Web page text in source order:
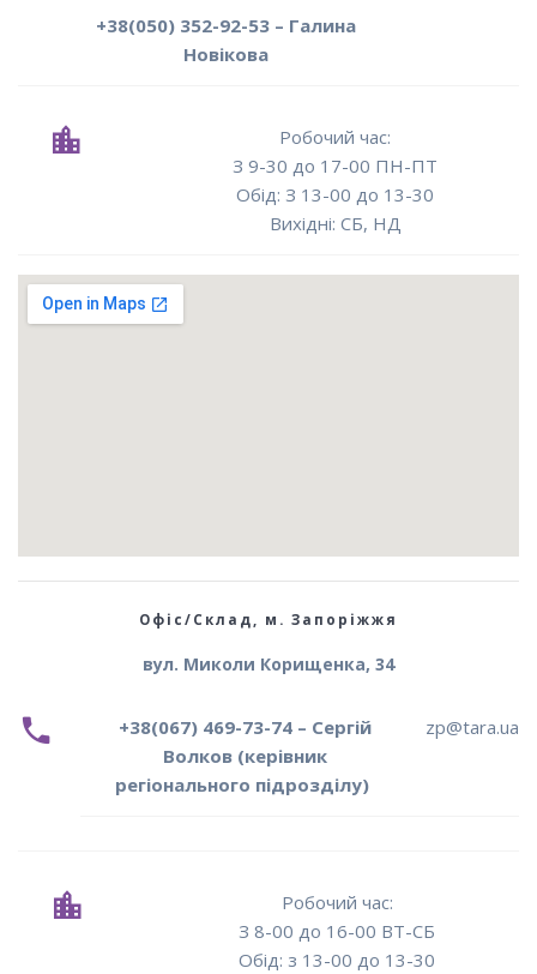
+38(050) 352-92-53 – Галина
Новікова
Робочий час:
З 9-30 до 17-00 ПН-ПТ
Oбід: З 13-00 до 13-30
Вихідні: СБ, НД
Офіс/Склад, м. Запоріжжя
вул. Миколи Корищенка, 34
+38(067) 469-73-74 – Сергій
Волков (керівник
регіонального підрозділу)
zp@tara.ua
Робочий час:
З 8-00 до 16-00 ВТ-СБ
Oбід: з 13-00 до 13-30